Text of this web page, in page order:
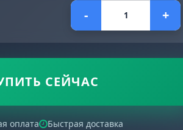
- +
СЕЙЧАС
оплата Быстрая доставка